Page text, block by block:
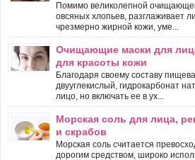
Помимо великолепной
овсяных хлопьев, разглаживает
чрезмерно жирной кожи, уме...
Очищающие маски для
для красоты кожи
Благодаря своему составу
двууглекислый, гидрокарбонат
лицо, но включать ее в ух...
Морская соль для лица,
и скрабов
Морская соль считается
дорогим средством, широко